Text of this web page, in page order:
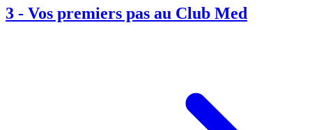
3 - Vos premiers pas au Club Med